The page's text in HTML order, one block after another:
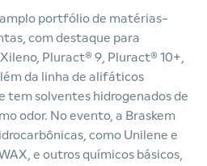
portfólio de matérias-
com destaque para
Pluract® 9, Pluract® 10+,
da linha de alifáticos
tem solventes hidrogenados de
odor. No evento, a Braskem
como Unilene e
e outros químicos básicos,